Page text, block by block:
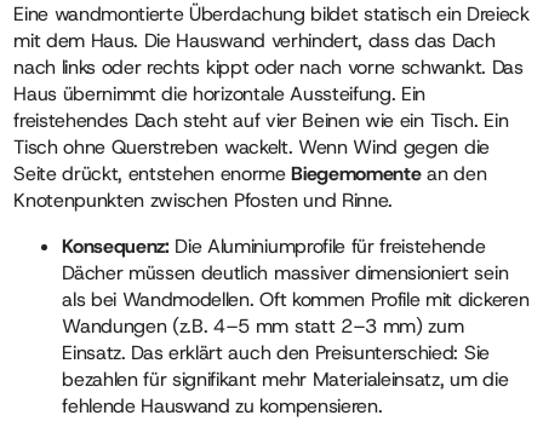
Eine wandmontierte Überdachung bildet statisch ein Dreieck
mit dem Haus. Die Hauswand verhindert, dass das Dach
nach links oder rechts kippt oder nach vorne schwankt. Das
Haus übernimmt die horizontale Aussteifung. Ein
freistehendes Dach steht auf vier Beinen wie ein Tisch. Ein
Tisch ohne Querstreben wackelt. Wenn Wind gegen die
Seite drückt, entstehen enormeBiegemomentean den
Knotenpunkten zwischen Pfosten und Rinne.
Konsequenz: Die Aluminiumprofile für freistehende
Dächer müssen deutlich massiver dimensioniert sein
als bei Wandmodellen. Oft kommen Profile mit dickeren
Wandungen (z.B. 4–5 mm statt 2–3 mm) zum
Einsatz. Das erklärt auch den Preisunterschied: Sie
bezahlen für signifikant mehr Materialeinsatz, um die
fehlende Hauswand zu kompensieren.